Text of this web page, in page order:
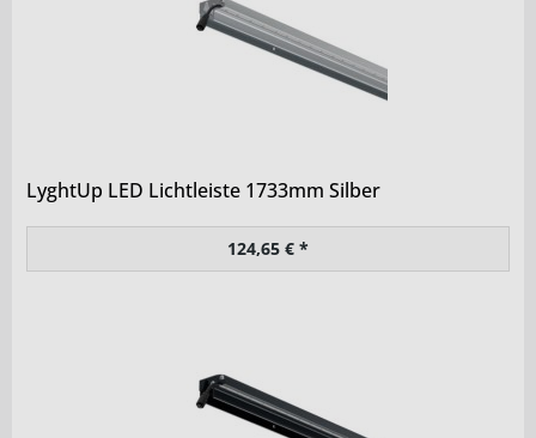
LyghtUp LED Lichtleiste 1733mm Silber
124,65 € *